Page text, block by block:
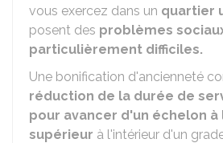
vous exercez dans un quartier
posent des problèmes
particulièrement difficiles.
Une bonification d'ancienneté
réduction de la durée de
pour avancer d'un échelon à
supérieur à l'intérieur d'un